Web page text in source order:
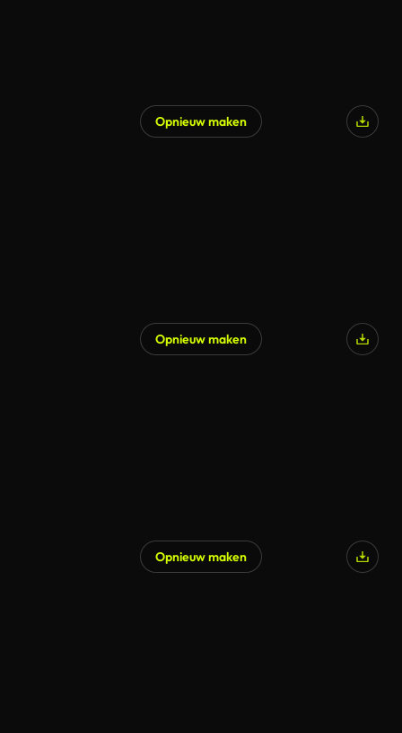
Opnieuw maken
Opnieuw maken
Opnieuw maken